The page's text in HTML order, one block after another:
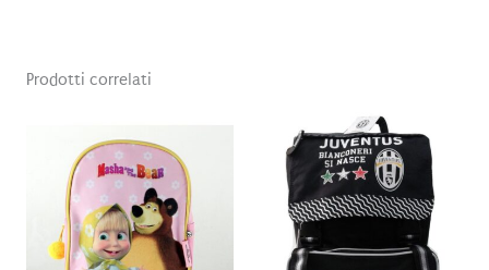
Prodotti correlati